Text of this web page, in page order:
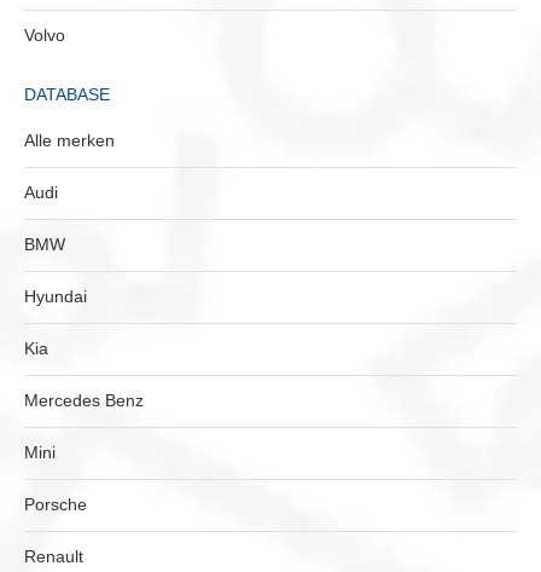
Volvo
DATABASE
Alle merken
Audi
BMW
Hyundai
Kia
Mercedes Benz
Mini
Porsche
Renault